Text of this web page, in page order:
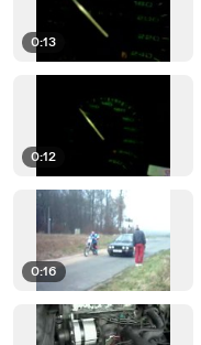
0:13
0:12
0:16